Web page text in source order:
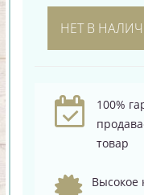
НЕТ В
100%
товар
Высокое